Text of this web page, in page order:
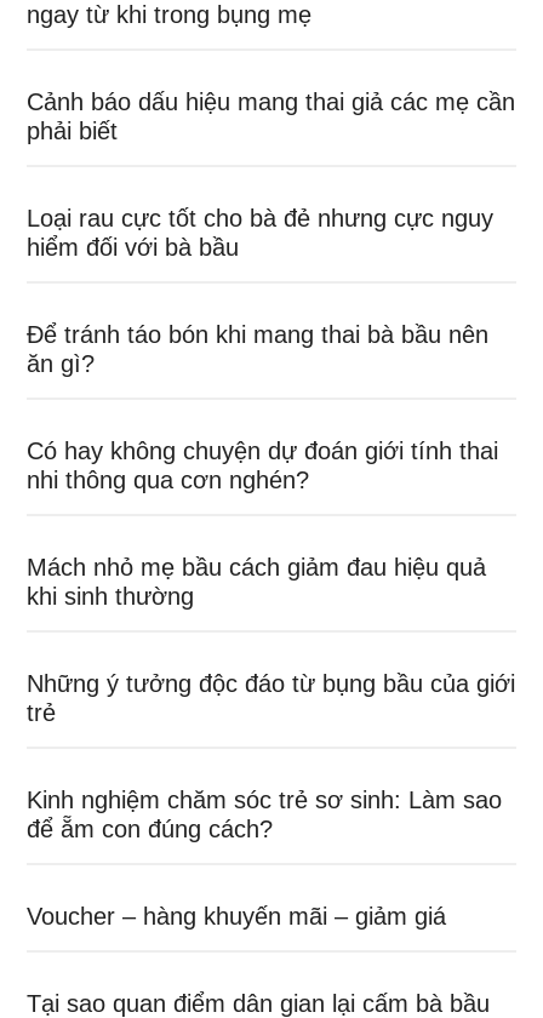
ngay từ khi trong bụng mẹ
Cảnh báo dấu hiệu mang thai giả các mẹ cần
phải biết
Loại rau cực tốt cho bà đẻ nhưng cực nguy
hiểm đối với bà bầu
Để tránh táo bón khi mang thai bà bầu nên
ăn gì?
Có hay không chuyện dự đoán giới tính thai
nhi thông qua cơn nghén?
Mách nhỏ mẹ bầu cách giảm đau hiệu quả
khi sinh thường
Những ý tưởng độc đáo từ bụng bầu của giới
trẻ
Kinh nghiệm chăm sóc trẻ sơ sinh: Làm sao
để ẵm con đúng cách?
Voucher – hàng khuyến mãi – giảm giá
Tại sao quan điểm dân gian lại cấm bà bầu